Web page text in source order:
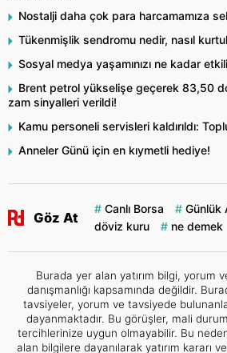
Nostalji daha çok para harcamamıza
Tükenmişlik sendromu nedir, nasıl
Sosyal medya yaşamınızı ne kadar
Brent petrol yükselişe geçerek 83,50
zam sinyalleri verildi!
Kamu personeli servisleri kaldırıldı:
Anneler Günü için en kıymetli hediye!
Göz At
Canlı Borsa Günlük
döviz kuru
ne demek
Burada yer alan yatırım bilgi, yorum
danışmanlığı kapsamında değildir.
tavsiyeler, yorum ve tavsiyede
dayanmaktadır. Bu görüşler, mali
tercihlerinize uygun olmayabilir. Bu
alan bilgilere dayanılarak yatırım kararı